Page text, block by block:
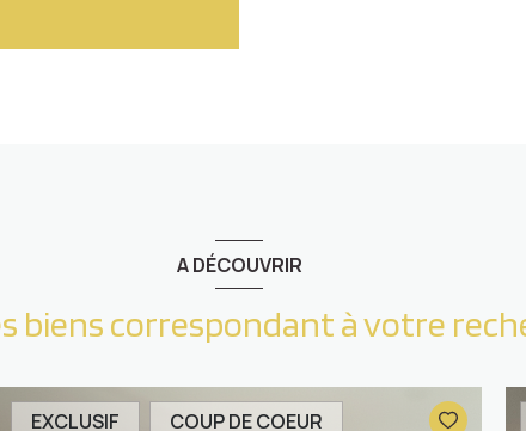
A DÉCOUVRIR
biens correspondant à votre
EXCLUSIF COUP DE COEUR